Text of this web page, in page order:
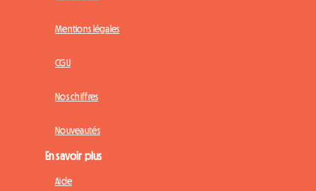
Mentions légales
CGU
Nos chiffres
Nouveautés
En savoir plus
Aide